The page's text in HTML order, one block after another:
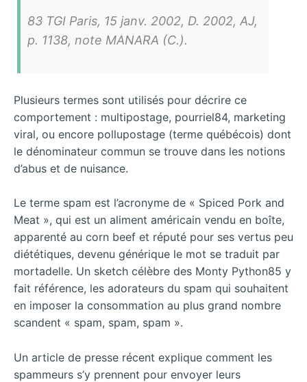
83 TGI Paris, 15 janv. 2002, D. 2002, AJ,
p. 1138, note MANARA (C.).
Plusieurs termes sont utilisés pour décrire ce
comportement : multipostage, pourriel84, marketing
viral, ou encore pollupostage (terme québécois) dont
le dénominateur commun se trouve dans les notions
d’abus et de nuisance.
Le terme spam est l’acronyme de « Spiced Pork and
Meat », qui est un aliment américain vendu en boîte,
apparenté au corn beef et réputé pour ses vertus peu
diététiques, devenu générique le mot se traduit par
mortadelle. Un sketch célèbre des Monty Python85 y
fait référence, les adorateurs du spam qui souhaitent
en imposer la consommation au plus grand nombre
scandent « spam, spam, spam ».
Un article de presse récent explique comment les
spammeurs s’y prennent pour envoyer leurs